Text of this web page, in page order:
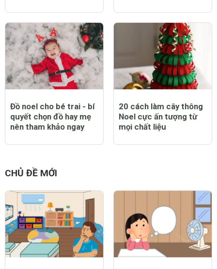
Đồ noel cho bé trai - bí
quyết chọn đồ hay mẹ
nên tham khảo ngay
20 cách làm cây thông
Noel cực ấn tượng từ
mọi chất liệu
CHỦ ĐỀ MỚI